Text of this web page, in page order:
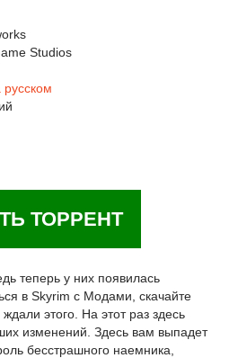
Studios
ТОРРЕНТ
теперь у них появилась
в Skyrim с Модами, скачайте
этого. На этот раз здесь
изменений. Здесь вам выпадет
бесстрашного наемника,